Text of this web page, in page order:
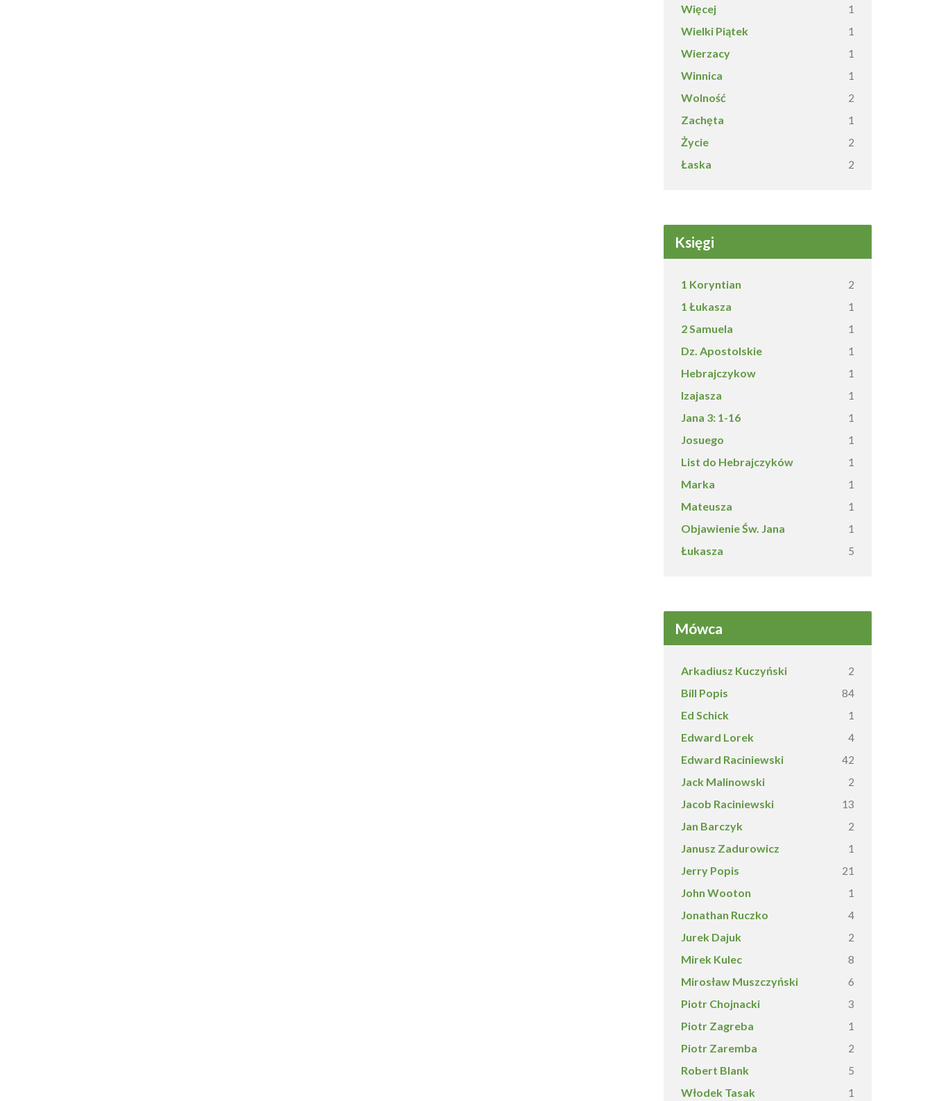
Więcej 1
Wielki Piątek 1
Wierzacy 1
Winnica 1
Wolność 2
Zachęta 1
Życie 2
Łaska 2
Księgi
1 Koryntian 2
1 Łukasza 1
2 Samuela 1
Dz. Apostolskie 1
Hebrajczykow 1
Izajasza 1
Jana 3: 1-16 1
Josuego 1
List do Hebrajczyków 1
Marka 1
Mateusza 1
Objawienie Św. Jana 1
Łukasza 5
Mówca
Arkadiusz Kuczyński 2
Bill Popis 84
Ed Schick 1
Edward Lorek 4
Edward Raciniewski 42
Jack Malinowski 2
Jacob Raciniewski 13
Jan Barczyk 2
Janusz Zadurowicz 1
Jerry Popis 21
John Wooton 1
Jonathan Ruczko 4
Jurek Dajuk 2
Mirek Kulec 8
Mirosław Muszczyński 6
Piotr Chojnacki 3
Piotr Zagreba 1
Piotr Zaremba 2
Robert Blank 5
Włodek Tasak 1